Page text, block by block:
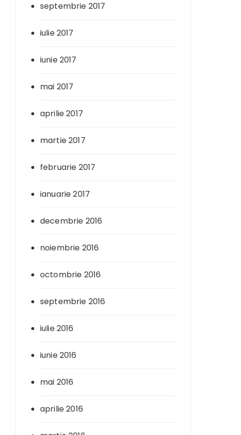
septembrie 2017
iulie 2017
iunie 2017
mai 2017
aprilie 2017
martie 2017
februarie 2017
ianuarie 2017
decembrie 2016
noiembrie 2016
octombrie 2016
septembrie 2016
iulie 2016
iunie 2016
mai 2016
aprilie 2016